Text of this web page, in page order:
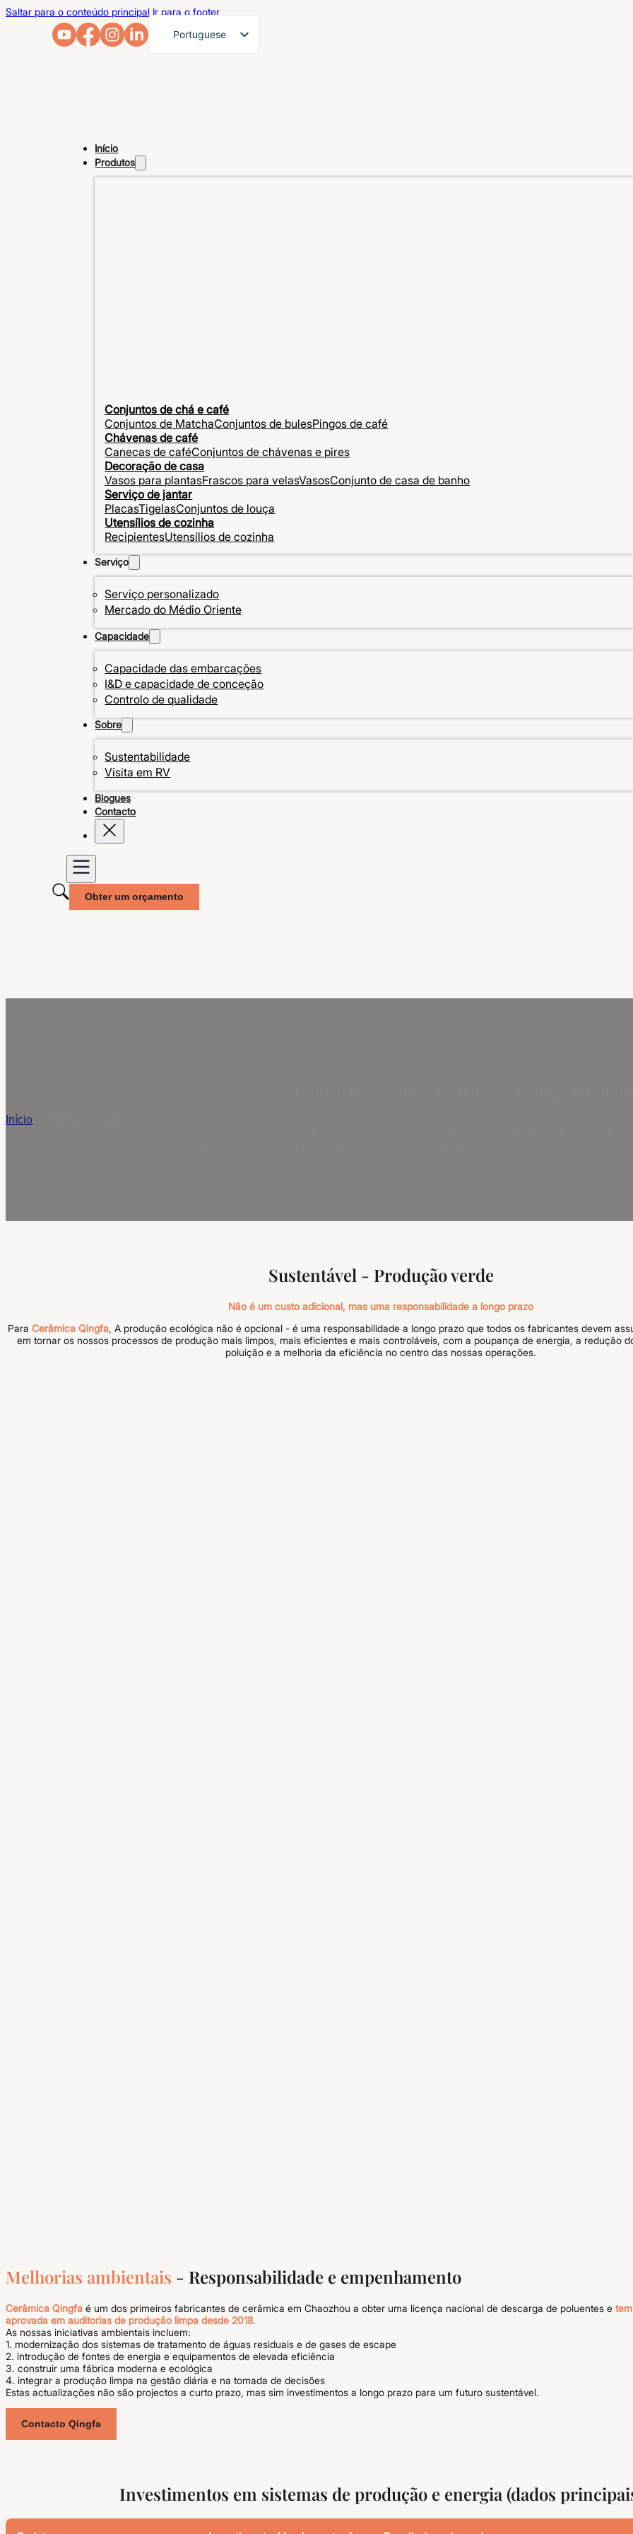
Saltar para o conteúdo principal Ir para o footer
Portuguese
Spanish
Início
Produtos
Conjuntos de chá e café
Conjuntos de MatchaConjuntos de bulesPingos de café
Chávenas de café
Canecas de caféConjuntos de chávenas e pires
Decoração de casa
Vasos para plantasFrascos para velasVasosConjunto de casa de banho
Serviço de jantar
PlacasTigelasConjuntos de louça
Utensílios de cozinha
RecipientesUtensílios de cozinha
Serviço
Serviço personalizado
Mercado do Médio Oriente
Capacidade
Capacidade das embarcações
I&D e capacidade de conceção
Controlo de qualidade
Sobre
Sustentabilidade
Visita em RV
Blogues
Contacto
Obter um orçamento
Início
Sustentável - Produção verde
Não é um custo adicional, mas uma responsabilidade a longo prazo
Para Cerâmica Qingfa, A produção ecológica não é opcional - é uma responsabilidade a longo prazo que todos os fabricantes devem
em tornar os nossos processos de produção mais limpos, mais eficientes e mais controláveis, com a poupança de energia, a redução
poluição e a melhoria da eficiência no centro das nossas operações.
Melhorias ambientais - Responsabilidade e empenhamento
Cerâmica Qingfa é um dos primeiros fabricantes de cerâmica em Chaozhou a obter uma licença nacional de descarga de poluentes e
aprovada em auditorias de produção limpa desde 2018.
As nossas iniciativas ambientais incluem:
1. modernização dos sistemas de tratamento de águas residuais e de gases de escape
2. introdução de fontes de energia e equipamentos de elevada eficiência
3. construir uma fábrica moderna e ecológica
4. integrar a produção limpa na gestão diária e na tomada de decisões
Estas actualizações não são projectos a curto prazo, mas sim investimentos a longo prazo para um futuro sustentável.
Contacto Qingfa
Investimentos em sistemas de produção e energia (dados